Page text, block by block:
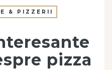
& PIZZERII
pizza